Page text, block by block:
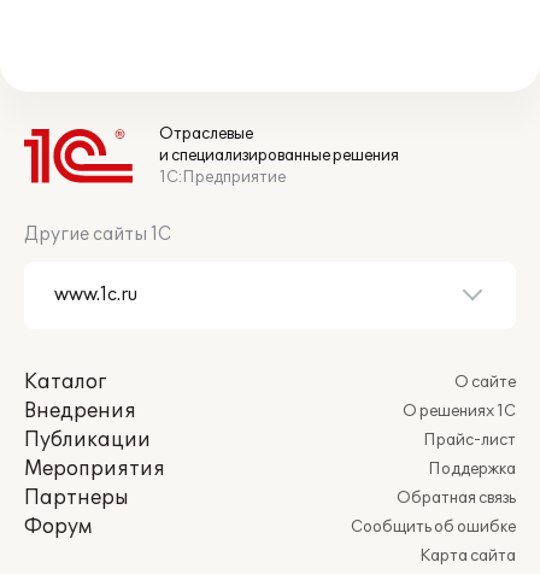
Отраслевые
и специализированные решения
1С:Предприятие
Другие сайты 1С
Каталог
Внедрения
Публикации
Мероприятия
Партнеры
Форум
О сайте
О решениях 1С
Прайс-лист
Поддержка
Обратная связь
Сообщить об ошибке
Карта сайта